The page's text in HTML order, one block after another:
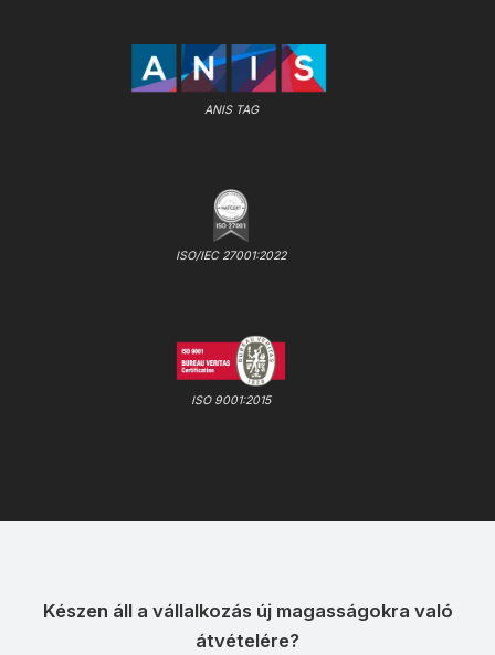
ANIS TAG
ISO/IEC 27001:2022
ISO 9001:2015
Készen áll a vállalkozás új magasságokra való
átvételére?